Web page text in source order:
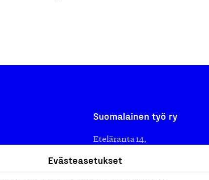
Evästeasetukset
Suomalainen työ ry
Eteläranta 14,